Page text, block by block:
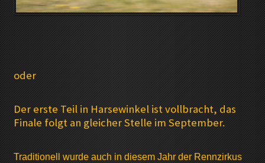
oder
Der erste Teil in Harsewinkel ist vollbracht, das
Finale folgt an gleicher Stelle im September.
Traditionell wurde auch in diesem Jahr der Rennzirkus